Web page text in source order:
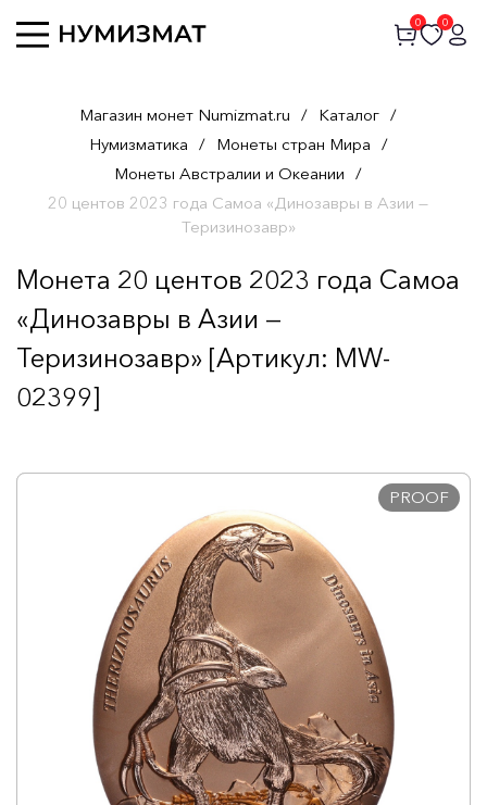
0 0
Магазин монет Numizmat.ru / Каталог /
Нумизматика / Монеты стран Мира /
Монеты Австралии и Океании /
20 центов 2023 года Самоа «Динозавры в Азии —
Теризинозавр»
Монета 20 центов 2023 года Самоа
«Динозавры в Азии —
Теризинозавр» [Артикул: MW-
02399]
PROOF